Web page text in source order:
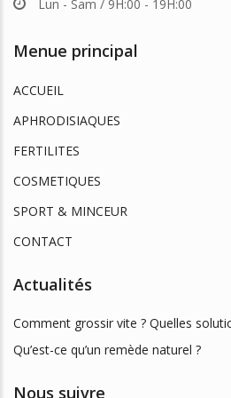
Lun - Sam / 9H:00 - 19H:00
Menue principal
ACCUEIL
APHRODISIAQUES
FERTILITES
COSMETIQUES
SPORT & MINCEUR
CONTACT
Actualités
Comment grossir vite ? Quelles
Qu’est-ce qu’un remède naturel ?
Nous suivre